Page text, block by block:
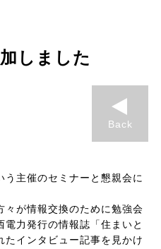
しました
Back
主催のセミナーと懇親会に
々が情報交換のために勉強会
力発行の情報誌「住まいと
たインタビュー記事を見かけ